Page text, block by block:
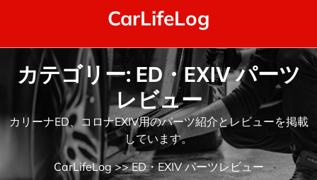
CarLifeLog
カテゴリー: ED・EXIV パーツ
レビュー
カリーナED、コロナEXIV用のパーツ紹介とレビューを掲載
しています。
CarLifeLog>>ED・EXIV パーツレビュー